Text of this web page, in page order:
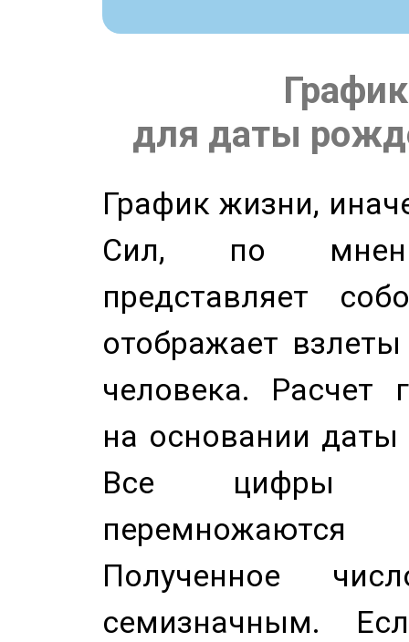
для даты
График жизни,
Сил, по
представляет
отображает
человека. Расчет
на основании
Все цифры
Полученное
семизначным.